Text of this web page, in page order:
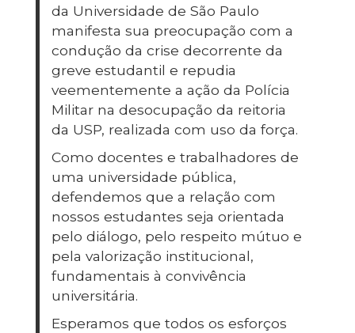
da Universidade de São Paulo
manifesta sua preocupação com a
condução da crise decorrente da
greve estudantil e repudia
veementemente a ação da Polícia
Militar na desocupação da reitoria
da USP, realizada com uso da força.
Como docentes e trabalhadores de
uma universidade pública,
defendemos que a relação com
nossos estudantes seja orientada
pelo diálogo, pelo respeito mútuo e
pela valorização institucional,
fundamentais à convivência
universitária.
Esperamos que todos os esforços